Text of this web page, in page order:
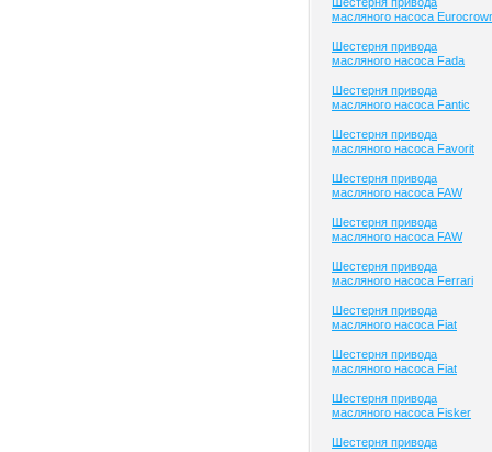
масляного насоса
Шестерня привода
масляного насоса Fada
Шестерня привода
масляного насоса Fantic
Шестерня привода
масляного насоса Favorit
Шестерня привода
масляного насоса FAW
Шестерня привода
масляного насоса FAW
Шестерня привода
масляного насоса Ferrari
Шестерня привода
масляного насоса Fiat
Шестерня привода
масляного насоса Fiat
Шестерня привода
масляного насоса Fisker
Шестерня привода